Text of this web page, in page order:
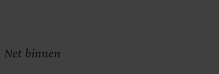
Net binnen